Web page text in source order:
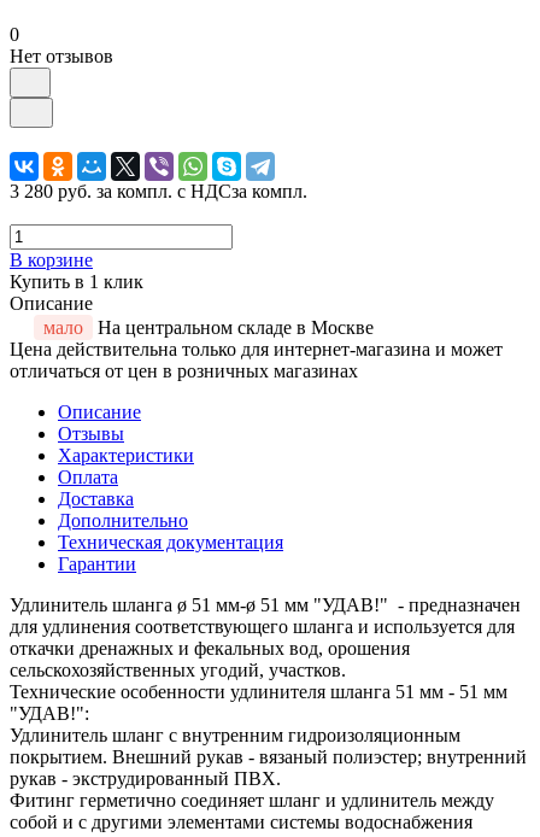
0
Нет отзывов
3 280 руб. за компл. с НДСза компл.
В корзине
Купить в 1 клик
Описание
мало
На центральном складе в Москве
Цена действительна только для интернет-магазина и может
отличаться от цен в розничных магазинах
Описание
Отзывы
Характеристики
Оплата
Доставка
Дополнительно
Техническая документация
Гарантии
Удлинитель шланга ø 51 мм-ø 51 мм "УДАВ!" - предназначен
для удлинения соответствующего шланга и используется для
откачки дренажных и фекальных вод, орошения
сельскохозяйственных угодий, участков.
Технические особенности удлинителя шланга 51 мм - 51 мм
"УДАВ!":
Удлинитель шланг с внутренним гидроизоляционным
покрытием. Внешний рукав - вязаный полиэстер; внутренний
рукав - экструдированный ПВХ.
Фитинг герметично соединяет шланг и удлинитель между
собой и c другими элементами системы водоснабжения